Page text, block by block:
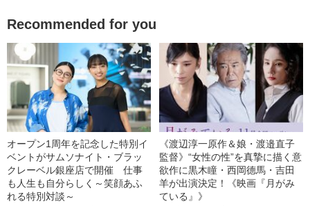
Recommended for you
オープン1周年を記念した特別イ
ベントがサムソナイト・ブラッ
クレーベル銀座店で開催 仕事
も人生も自分らしく～笑顔あふ
れる特別対談～
《渡辺淳一原作＆娘・渡邉直子
監督》“女性の性”を真摯に描く意
欲作に黒木瞳・西岡德馬・吉田
羊が出演決定！《映画『月がみ
ている』》